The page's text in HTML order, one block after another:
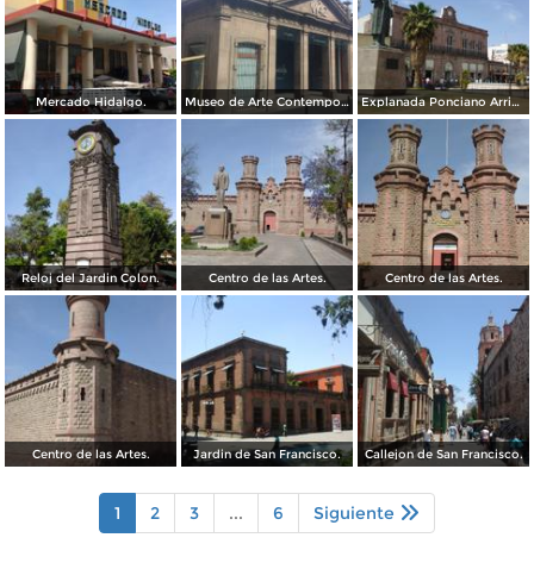
Mercado Hidalgo. Museo de Arte Contemporaneo, Antigua oficina postal. Explanada Ponciano Arriaga, frente al mercado Hidalgo.
Reloj del Jardin Colon. Centro de las Artes. Centro de las Artes.
Centro de las Artes. Jardin de San Francisco. Callejon de San Francisco.
1 2 3 ... 6 Siguiente